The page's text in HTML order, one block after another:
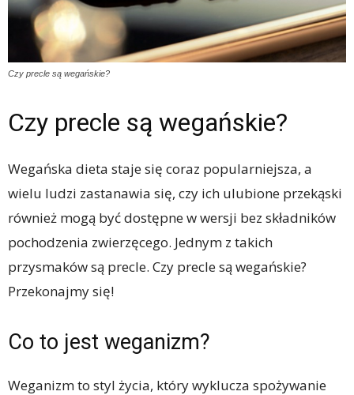
Czy precle są wegańskie?
Czy precle są wegańskie?
Wegańska dieta staje się coraz popularniejsza, a
wielu ludzi zastanawia się, czy ich ulubione przekąski
również mogą być dostępne w wersji bez składników
pochodzenia zwierzęcego. Jednym z takich
przysmaków są precle. Czy precle są wegańskie?
Przekonajmy się!
Co to jest weganizm?
Weganizm to styl życia, który wyklucza spożywanie